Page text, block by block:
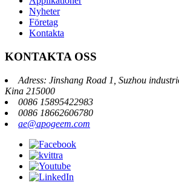
Nyheter
Företag
Kontakta
KONTAKTA OSS
Adress: Jinshang Road 1, Suzhou
Kina 215000
0086 15895422983
0086 18662606780
ae@apogeem.com